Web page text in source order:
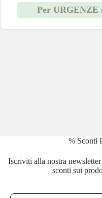
Per URGENZE
% Sconti
Iscriviti alla nostra
sconti sui